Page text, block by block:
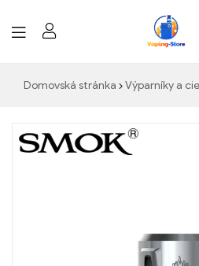
Domovská stránka Výparníky a